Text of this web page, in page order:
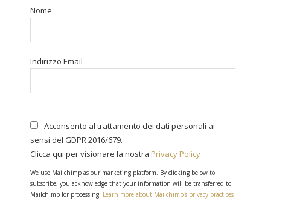
Nome
Indirizzo Email
Acconsento al trattamento dei dati personali ai
sensi del GDPR 2016/679.
Clicca qui per visionare la nostra Privacy Policy
We use Mailchimp as our marketing platform. By clicking below to
subscribe, you acknowledge that your information will be transferred to
Mailchimp for processing. Learn more about Mailchimp’s privacy practices